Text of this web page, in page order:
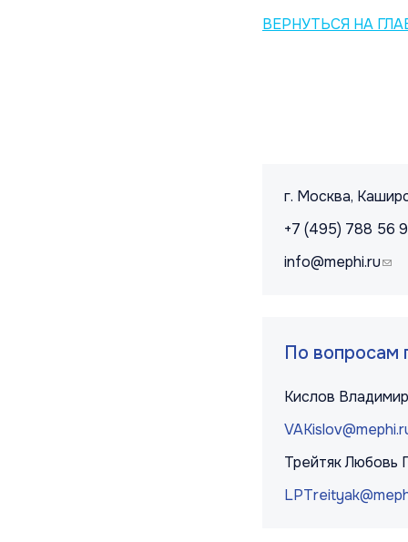
ВЕРНУТЬСЯ НА
г. Москва,
+7 (495) 788 56
info@mephi.ru
По вопросам
Кислов
Трейтяк Любовь